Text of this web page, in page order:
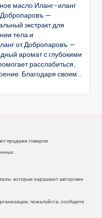
масло Иланг-иланг
—
экстракт для
тела и
от Добропаровъ —
аромат с глубокими
расслабиться,
Благодаря своим...
продажи товаров.
которые нарушают авторские
пожалуйста, сообщите